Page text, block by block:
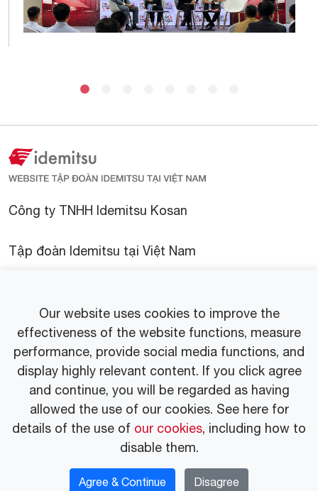
Công ty TNHH Idemitsu Kosan
Tập đoàn Idemitsu tại Việt Nam
Thư viện
Thông cáo báo chí
Our website uses cookies to improve the
effectiveness of the website functions, measure
performance, provide social media functions, and
display highly relevant content. If you click agree
and continue, you will be regarded as having
allowed the use of our cookies. See here for
details of the use of our cookies, including how to
disable them.
Agree & Continue Disagree
Chính sách bảo
Chính sách Sử dụng